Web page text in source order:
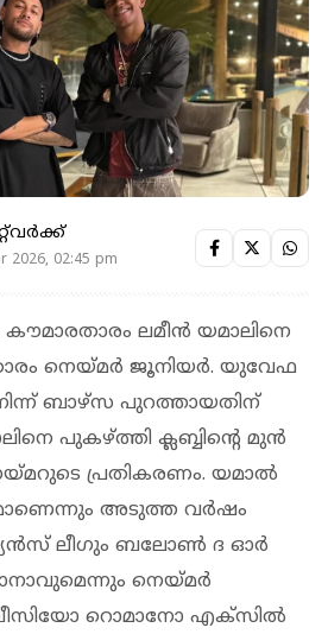
2026, 02:45 pm
ലമീന്‍ യമാലിനെ
നെയ്മര്‍ ജൂനിയര്‍. യുവേഫ
ബാഴ്‌സ പുറത്തായതിന്
പുകഴ്ത്തി ക്ലബ്ബിന്‍റെ മുൻ
പ്രതികരണം. യമാല്‍
അടുത്ത വര്‍ഷം
ലീഗും ബലോണ്‍ ദ ഓര്‍
നെയ്മര്‍
റൊമാനോ എക്‌സില്‍